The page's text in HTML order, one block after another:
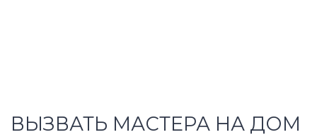
ВЫЗВАТЬ МАСТЕРА НА ДОМ